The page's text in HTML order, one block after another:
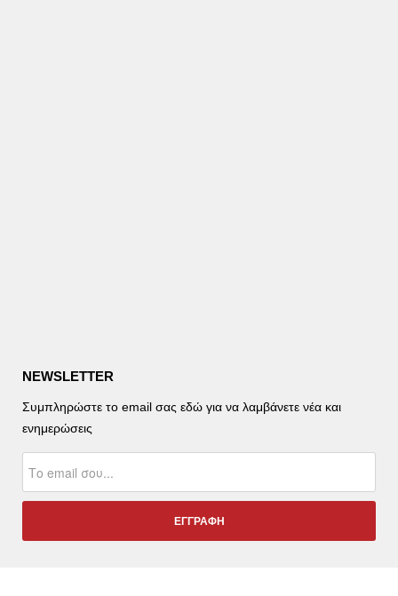
NEWSLETTER
Συμπληρώστε το email σας εδώ για να λαμβάνετε νέα και
ενημερώσεις